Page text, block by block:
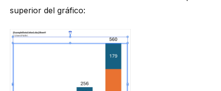
superior del gráfico: